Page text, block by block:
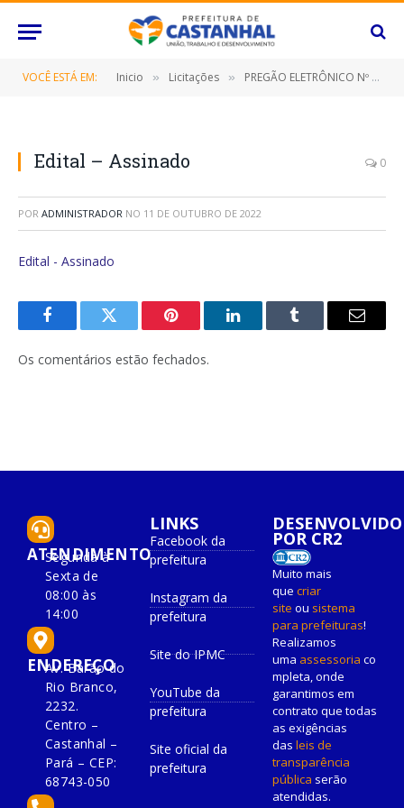
VOCÊ ESTÁ EM: Inicio » Licitações » PREGÃO ELETRÔNICO Nº 089/2022-SRP (CONTRATAÇÃO DE EMPRESA ESPECIALIZADA NAPRESTAÇÃODE SERVIÇO DE IMPRESSÃO E CONFECÇÃO DE LONAS, BANNERS, FAIXAS, PLOTTERS E ADESIVOS)
Edital – Assinado 0
POR ADMINISTRADOR NO 11 DE OUTUBRO DE 2022
Edital - Assinado
FacebookTwitter Pinterest O
Tumblr
E-
Os comentários estão fechados.
ATENDIMENTO
Segunda à
Sexta de
08:00 às
14:00
ENDEREÇO
Av. Barão do
Rio Branco,
2232.
Centro –
Castanhal –
Pará – CEP:
68743-050
LINKS
Facebook da
prefeitura
Instagram da
prefeitura
Site do IPMC
YouTube da
prefeitura
Site oficial da
prefeitura
DESENVOLVIDO
POR CR2
Muito mais
que criar
site ou sistema
para prefeituras!
Realizamos
uma assessoria co
mpleta, onde
garantimos em
contrato que todas
as exigências
das leis de
transparência
pública serão
atendidas.